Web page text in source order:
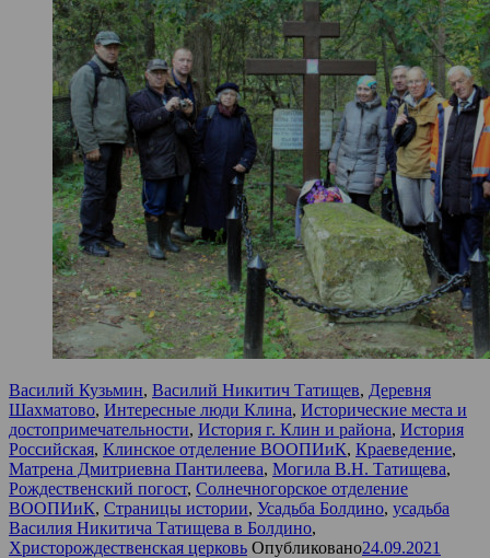
Василий Кузьмин, Василий Никитич Татищев, Деревня
Шахматово, Интересные люди Клина, Исторические места и
достопримечательности, История г. Клин и района, История
Российская, Клинское отделение ВООПИиК, Краеведение,
Матрена Дмитриевна Пантилеева, Могила В.Н. Татищева,
Рождественский погост, Солнечногорское отделение
ВООПИиК, Страницы истории, Усадьба Болдино, усадьба
Василия Никитича Татищева в Болдино,
Христорождественская церковь Опубликовано24.09.2021